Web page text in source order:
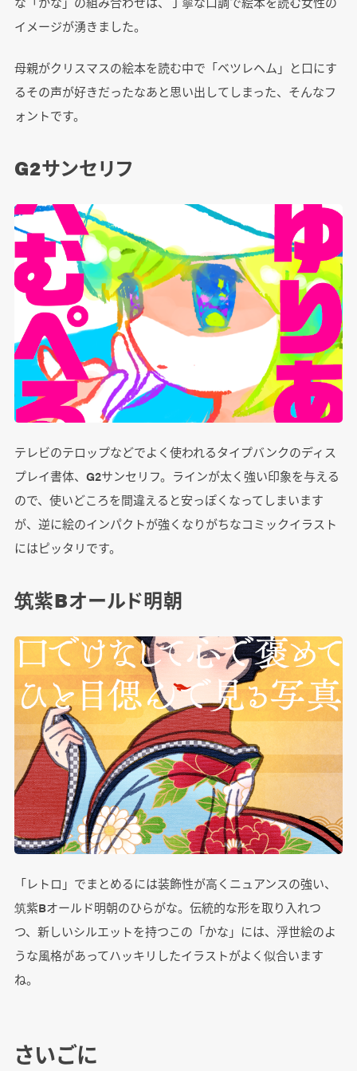
イメージが湧きました。
母親がクリスマスの絵本を読む中で「ベツレヘム」と口にす
るその声が好きだったなあと思い出してしまった、そんなフ
ォントです。
G2サンセリフ
テレビのテロップなどでよく使われるタイプバンクのディス
プレイ書体、G2サンセリフ。ラインが太く強い印象を与える
ので、使いどころを間違えると安っぽくなってしまいます
が、逆に絵のインパクトが強くなりがちなコミックイラスト
にはピッタリです。
筑紫Bオールド明朝
「レトロ」でまとめるには装飾性が高くニュアンスの強い、
筑紫Bオールド明朝のひらがな。伝統的な形を取り入れつ
つ、新しいシルエットを持つこの「かな」には、浮世絵のよ
うな風格があってハッキリしたイラストがよく似合います
ね。
さいごに